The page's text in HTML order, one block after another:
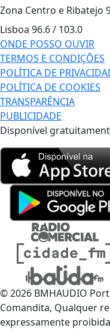
Zona Centro e Ribatejo
Lisboa 96.6 / 103.0
ONDE POSSO OUVIR
TERMOS E CONDIÇÕES
POLÍTICA DE
POLÍTICA DE COOKIES
TRANSPARÊNCIA
PUBLICIDADE
Disponível
© 2026 BMHAUDIO
Comandita, Qualquer
expressamente